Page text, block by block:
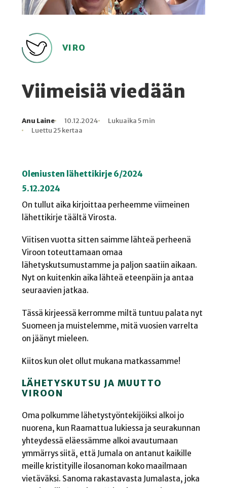
VIRO
Viimeisiä viedään
Kirjoittaja
Anu Laine
Julkaistu
10.12.2024
Lukuaika
Lukuaika 5 min
Lukukertoja
Luettu 25 kertaa
Oleniusten lähettikirje 6/2024
5.12.2024
On tullut aika kirjoittaa perheemme viimeinen
lähettikirje täältä Virosta.
Viitisen vuotta sitten saimme lähteä perheenä
Viroon toteuttamaan omaa
lähetyskutsumustamme ja paljon saatiin aikaan.
Nyt on kuitenkin aika lähteä eteenpäin ja antaa
seuraavien jatkaa.
Tässä kirjeessä kerromme miltä tuntuu palata nyt
Suomeen ja muistelemme, mitä vuosien varrelta
on jäänyt mieleen.
Kiitos kun olet ollut mukana matkassamme!
LÄHETYSKUTSU JA MUUTTO
VIROON
Oma polkumme lähetystyöntekijöiksi alkoi jo
nuorena, kun Raamattua lukiessa ja seurakunnan
yhteydessä eläessämme alkoi avautumaan
ymmärrys siitä, että Jumala on antanut kaikille
meille kristityille ilosanoman koko maailmaan
vietäväksi. Sanoma rakastavasta Jumalasta, joka